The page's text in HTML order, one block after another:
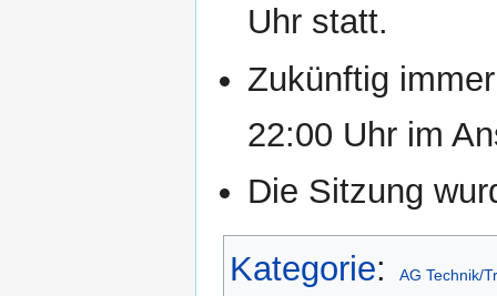
Uhr statt.
Zukünftig
22:00 Uhr im
Die Sitzung
Kategorie: AG Technik/